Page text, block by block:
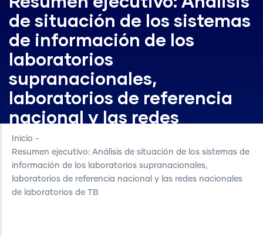
de situación de los sistemas
de información de los
laboratorios
supranacionales,
laboratorios de referencia
nacional y las redes
nacionales de laboratorios
de TB
Inicio -
Resumen ejecutivo: Análisis de situación de los sistemas de
información de los laboratorios supranacionales,
laboratorios de referencia nacional y las redes nacionales
de laboratorios de TB